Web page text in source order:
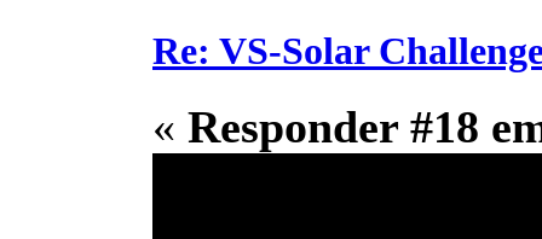
Re: VS-Solar
« Responder #18